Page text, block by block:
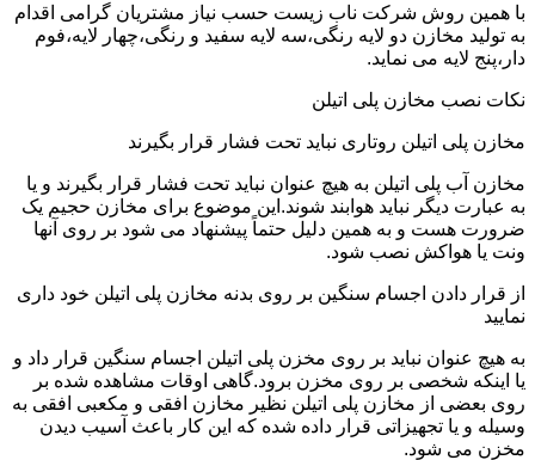
با همین روش شرکت ناب زیست حسب نیاز مشتریان گرامی اقدام
به تولید مخازن دو لایه رنگی،سه لایه سفید و رنگی،چهار لایه،فوم
دار،پنج لایه می نماید.
نکات نصب مخازن پلی اتیلن
مخازن پلی اتیلن روتاری نباید تحت فشار قرار بگیرند
مخازن آب پلی اتیلن به هیچ عنوان نباید تحت فشار قرار بگیرند و یا
به عبارت دیگر نباید هوابند شوند.این موضوع برای مخازن حجیم یک
ضرورت هست و به همین دلیل حتماً پیشنهاد می شود بر روی آنها
ونت یا هواکش نصب شود.
از قرار دادن اجسام سنگین بر روی بدنه مخازن پلی اتیلن خود داری
نمایید
به هیچ عنوان نباید بر روی مخزن پلی اتیلن اجسام سنگین قرار داد و
یا اینکه شخصی بر روی مخزن برود.گاهی اوقات مشاهده شده بر
روی بعضی از مخازن پلی اتیلن نظیر مخازن افقی و مکعبی افقی به
وسیله و یا تجهیزاتی قرار داده شده که این کار باعث آسیب دیدن
مخزن می شود.